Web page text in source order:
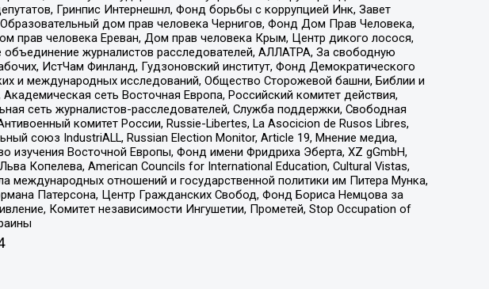
Гринпис Интернешнл, Фонд борьбы с коррупцией Инк, Завет
дом прав человека Чернигов, Фонд Дом Прав Человека,
прав человека Ереван, Дом прав человека Крым, Центр дикого лосося,
журналистов расследователей, АЛЛАТРА, За свободную
ИстЧам Финланд, Гудзоновский институт, Фонд Демократического
и международных исследований, Общество Сторожевой башни, Библии и
сеть Восточная Европа, Российский комитет действия,
сеть журналистов-расследователей, Служба поддержки, Свободная
комитет России, Russie-Libertes, La Asocicion de Rusos Libres,
союз IndustriALL, Russian Election Monitor, Article 19, Мнение медиа,
изучения Восточной Европы, Фонд имени Фридриха Эберта, XZ gGmbH,
Копелева, American Councils for International Education, Cultural Vistas,
отношений и государственной политики им Питера Мунка,
Патерсона, Центр Гражданских Свобод, Фонд Бориса Немцова за
Комитет независимости Ингушетии, Прометей, Stop Occupation of